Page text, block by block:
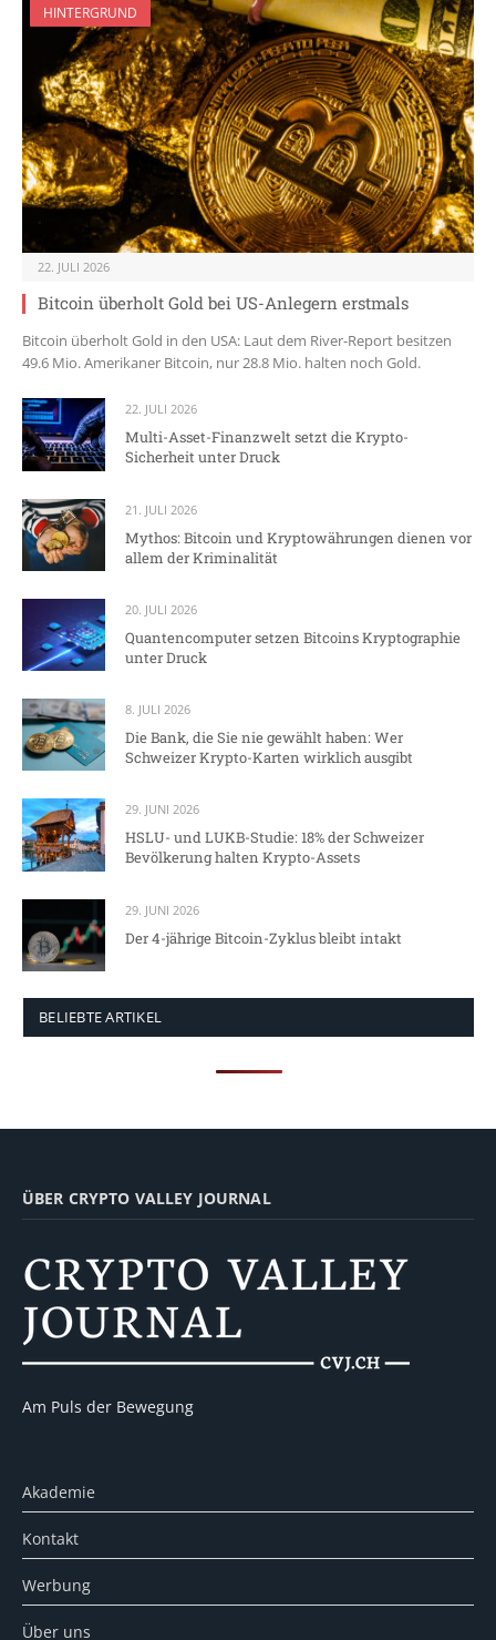
HINTERGRUND
22. JULI 2026
Bitcoin überholt Gold bei US-Anlegern erstmals
Bitcoin überholt Gold in den USA: Laut dem River-Report besitzen
49.6 Mio. Amerikaner Bitcoin, nur 28.8 Mio. halten noch Gold.
22. JULI 2026
Multi-Asset-Finanzwelt setzt die Krypto-
Sicherheit unter Druck
21. JULI 2026
Mythos: Bitcoin und Kryptowährungen dienen vor
allem der Kriminalität
20. JULI 2026
Quantencomputer setzen Bitcoins Kryptographie
unter Druck
8. JULI 2026
Die Bank, die Sie nie gewählt haben: Wer
Schweizer Krypto-Karten wirklich ausgibt
29. JUNI 2026
HSLU- und LUKB-Studie: 18% der Schweizer
Bevölkerung halten Krypto-Assets
29. JUNI 2026
Der 4-jährige Bitcoin-Zyklus bleibt intakt
BELIEBTE ARTIKEL
ÜBER CRYPTO VALLEY JOURNAL
Am Puls der Bewegung
Akademie
Kontakt
Werbung
Über uns